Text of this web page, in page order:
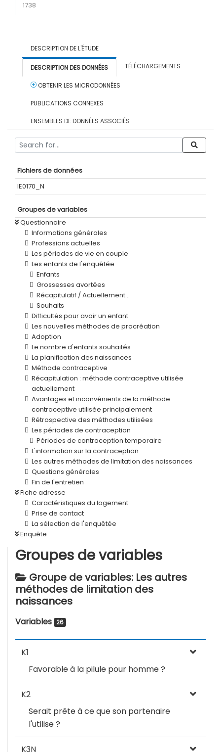
1738
DESCRIPTION DE L'ÉTUDE
DESCRIPTION DES DONNÉES TÉLÉCHARGEMENTS
OBTENIR LES MICRODONNÉES
PUBLICATIONS CONNEXES
ENSEMBLES DE DONNÉES ASSOCIÉS
Fichiers de données
IE0170_N
Groupes de variables
Questionnaire
Informations générales
Professions actuelles
Les périodes de vie en couple
Les enfants de l'enquêtée
Enfants
Grossesses avortées
Récapitulatif / Actuellement...
Souhaits
Difficultés pour avoir un enfant
Les nouvelles méthodes de procréation
Adoption
Le nombre d'enfants souhaités
La planification des naissances
Méthode contraceptive
Récapitulation : méthode contraceptive utilisée
actuellement
Avantages et inconvénients de la méthode
contraceptive utilisée principalement
Rétrospective des méthodes utilisées
Les périodes de contraception
Périodes de contraception temporaire
L'information sur la contraception
Les autres méthodes de limitation des naissances
Questions générales
Fin de l'entretien
Fiche adresse
Caractéristiques du logement
Prise de contact
La sélection de l'enquêtée
Enquête
Groupes de variables
Groupe de variables: Les autres
méthodes de limitation des
naissances
Variables 26
K1
Favorable à la pilule pour homme ?
K2
Serait prête à ce que son partenaire
l'utilise ?
K3N